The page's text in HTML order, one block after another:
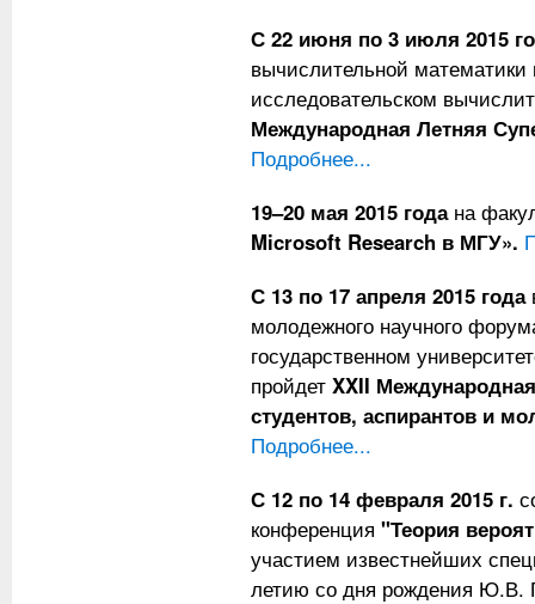
С 22 июня по 3 июля 2015
вычислительной математики
исследовательском
Международная Летняя
Подробнее...
19–20 мая 2015 годана
Microsoft Research в МГУ».
С 13 по 17 апреля 2015 года
молодежного научного
государственном
пройдет XXII
студентов, аспирантов и
Подробнее...
С 12 по 14 февраля 2015 г.
конференция "Теория
участием известнейших
летию со дня рождения Ю.В.